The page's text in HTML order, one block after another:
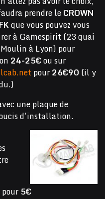
prendre leCROWN
que vous pouvez vous
à Gamespirit (23 quai
à Lyon) pour
24-25€ou sur
pour26€90 (il y
une plaque de
d’installation.
5€